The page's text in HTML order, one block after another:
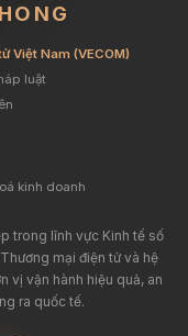
Việt Nam (VECOM)
luật
kinh doanh
trong lĩnh vực Kinh tế số
mại điện tử và hệ
vị vận hành hiệu quả, an
ra quốc tế.